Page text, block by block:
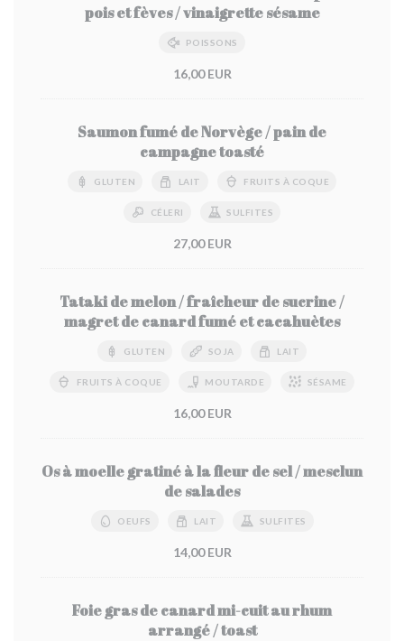
pois et fèves / vinaigrette sésame
POISSONS
16,00 EUR
Saumon fumé de Norvège / pain de
campagne toasté
GLUTEN LAIT FRUITS À COQUE
CÉLERI SULFITES
27,00 EUR
Tataki de melon / fraîcheur de sucrine /
magret de canard fumé et cacahuètes
GLUTEN SOJA LAIT
FRUITS À COQUE MOUTARDE SÉSAME
16,00 EUR
Os à moelle gratiné à la fleur de sel / mesclun
de salades
OEUFS LAIT SULFITES
14,00 EUR
Foie gras de canard mi-cuit au rhum
arrangé / toast